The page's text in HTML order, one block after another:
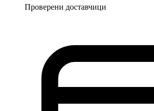
Проверени доставчици